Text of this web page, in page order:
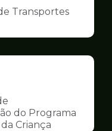
Transportes
do Programa
Criança